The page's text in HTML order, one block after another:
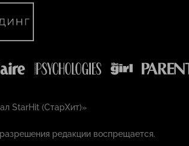
StarHit (СтарХит)»
редакции воспрещается.